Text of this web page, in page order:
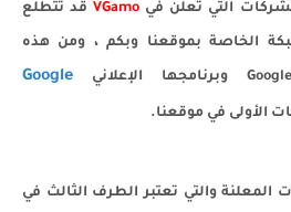
التي تعلن في VGamo قد تتطلع
الخاصة بموقعنا وبكم ، ومن هذه
Google
الأولى في موقعنا.
والتي تعتبر الطرف الثالث في